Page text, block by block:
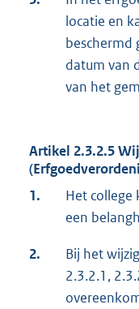
locatie en
beschermd
datum van
van het
Artikel 2.3.2.5
1.
Het college
een
2.
Bij het
2.3.2.1,